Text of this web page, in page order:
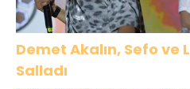
Demet Akalın, Sefo ve
Salladı